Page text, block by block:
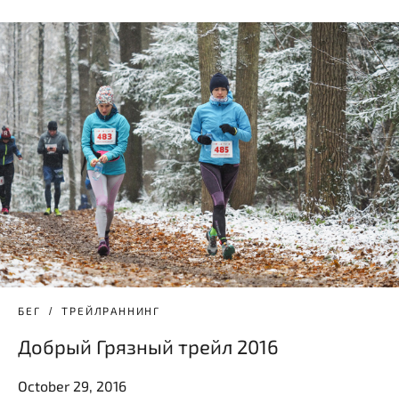
БЕГ ТРЕЙЛРАННИНГ
Добрый Грязный трейл 2016
October 29, 2016